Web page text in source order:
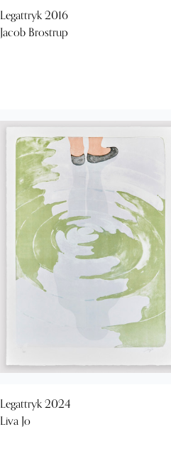
Legattryk 2016
Jacob Brostrup
Legattryk 2024
Liva Jo